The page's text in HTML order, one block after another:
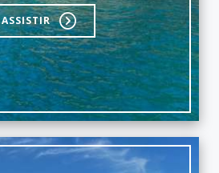
ASSISTIR